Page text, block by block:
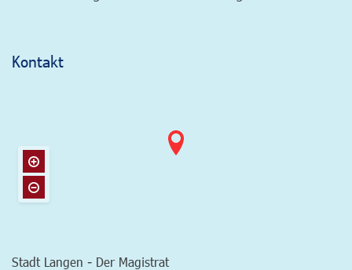
Kontakt
Stadt Langen - Der Magistrat